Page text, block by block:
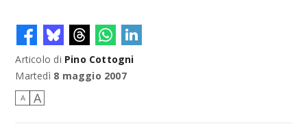
Articolo di Pino Cottogni
Martedì 8 maggio 2007
A A